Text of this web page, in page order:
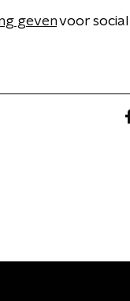
gevenvoor